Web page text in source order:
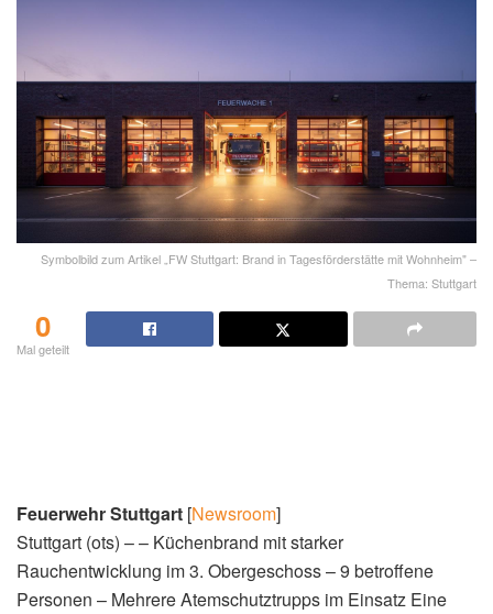
Symbolbild zum Artikel „FW Stuttgart: Brand in Tagesförderstätte mit Wohnheim" –
Thema: Stuttgart
0
Mal geteilt
Feuerwehr Stuttgart [Newsroom]
Stuttgart (ots) – – Küchenbrand mit starker
Rauchentwicklung im 3. Obergeschoss – 9 betroffene
Personen – Mehrere Atemschutztrupps im Einsatz Eine